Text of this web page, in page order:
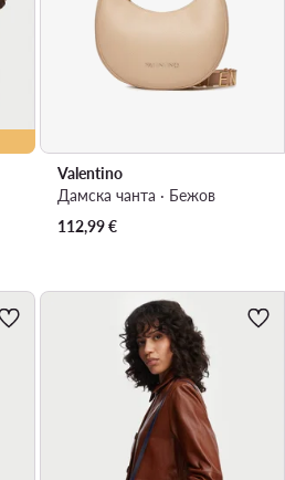
Valentino
Дамска чанта · Бежов
112,99€